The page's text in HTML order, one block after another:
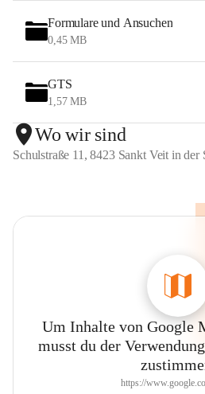
Formulare und Ansuchen
0,45 MB
GTS
1,57 MB
Wo wir sind
Schulstraße 11, 8423 Sankt Veit in
Um Inhalte von Google
musst du der
https://